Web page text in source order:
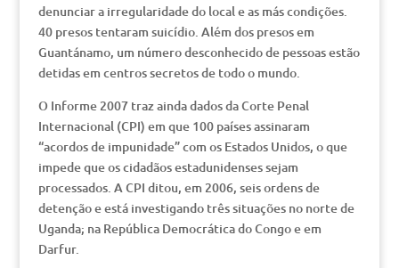
denunciar a irregularidade do local e as más condições.
40 presos tentaram suicídio. Além dos presos em
Guantánamo, um número desconhecido de pessoas estão
detidas em centros secretos de todo o mundo.
O Informe 2007 traz ainda dados da Corte Penal
Internacional (CPI) em que 100 países assinaram
“acordos de impunidade” com os Estados Unidos, o que
impede que os cidadãos estadunidenses sejam
processados. A CPI ditou, em 2006, seis ordens de
detenção e está investigando três situações no norte de
Uganda; na República Democrática do Congo e em
Darfur.